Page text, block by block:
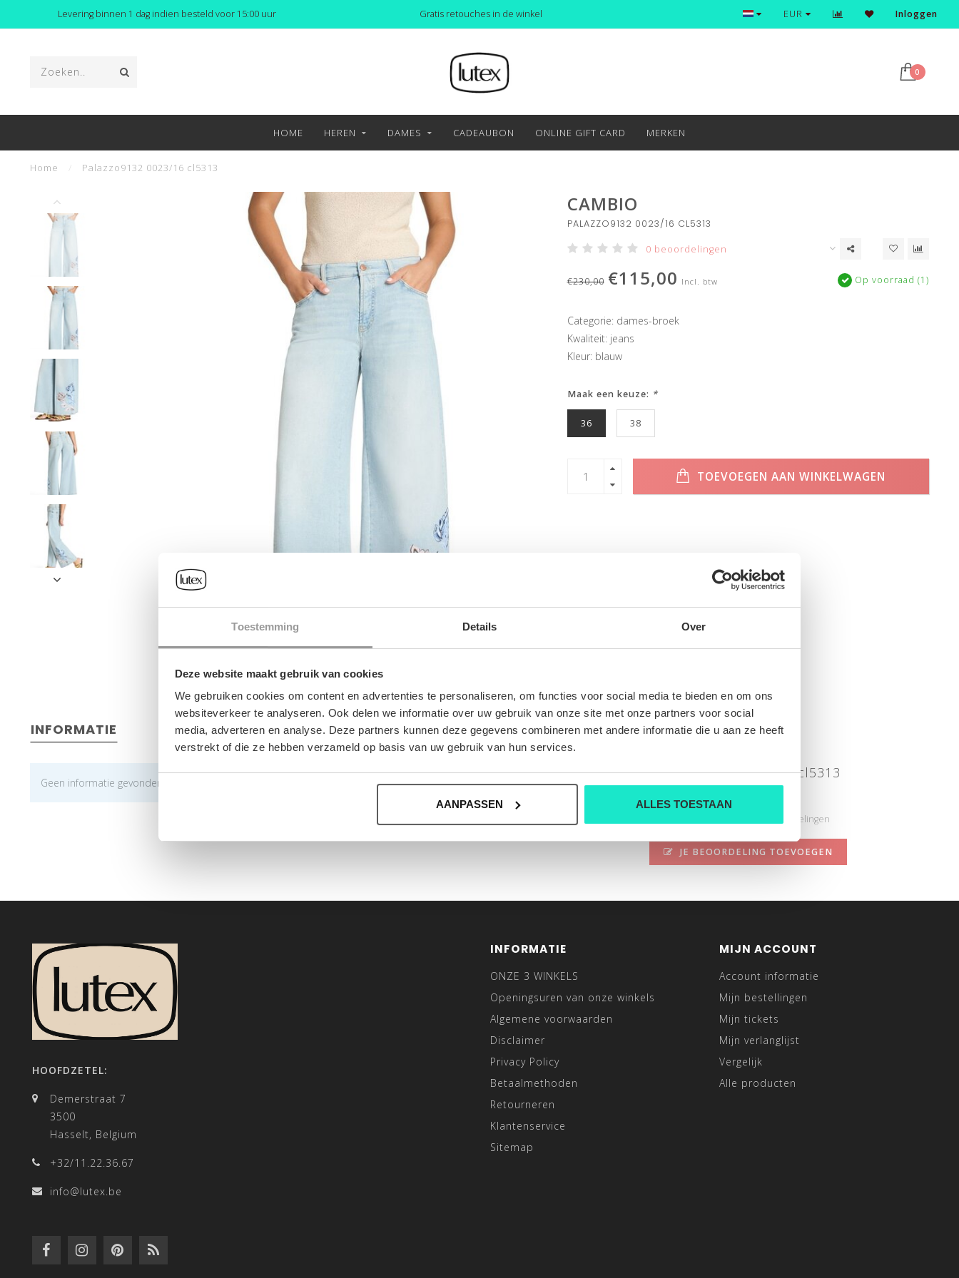
Toestemming Details Over
Deze website maakt gebruik van cookies
We gebruiken cookies om content en advertenties te personaliseren, om functies voor social media te bieden en om ons
websiteverkeer te analyseren. Ook delen we informatie over uw gebruik van onze site met onze partners voor social
media, adverteren en analyse. Deze partners kunnen deze gegevens combineren met andere informatie die u aan ze heeft
verstrekt of die ze hebben verzameld op basis van uw gebruik van hun services.
AANPASSEN ALLES TOESTAAN
Levering binnen 1 dag indien besteld voor 15:00 uur Gratis retouches in de winkel Ontdek en shop de nieuwste trends
EUR Inloggen
0
HOME HEREN DAMES CADEAUBON ONLINE GIFT CARD MERKEN
Home Palazzo9132 0023/16 cl5313
CAMBIO
PALAZZO9132 0023/16 CL5313
0 beoordelingen
€230,00 €115,00 Incl. btw Op voorraad (1)
Categorie: dames-broek
Kwaliteit: jeans
Kleur: blauw
Maak een keuze: *
36 38
TOEVOEGEN AAN WINKELWAGEN
INFORMATIE
Geen informatie gevonden
Palazzo9132 0023/16 cl5313
Nog niet gewaardeerd
0 sterren op basis van 0 beoordelingen
JE BEOORDELING TOEVOEGEN
HOOFDZETEL:
Demerstraat 7
3500
Hasselt, Belgium
+32/11.22.36.67
info@lutex.be
INFORMATIE
ONZE 3 WINKELS
Openingsuren van onze winkels
Algemene voorwaarden
Disclaimer
Privacy Policy
Betaalmethoden
Retourneren
Klantenservice
Sitemap
MIJN ACCOUNT
Account informatie
Mijn bestellingen
Mijn tickets
Mijn verlanglijst
Vergelijk
Alle producten